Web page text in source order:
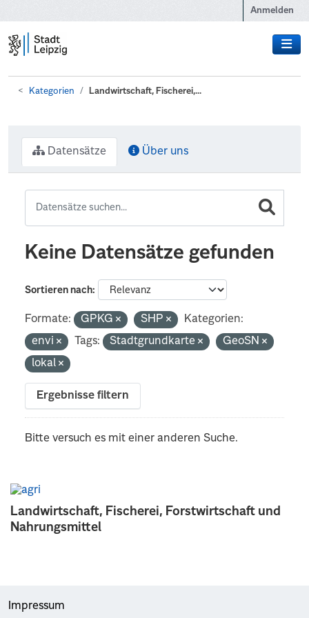
Anmelden
Kategorien Landwirtschaft, Fischerei,...
Landwirtschaft, Fischerei, Forstwirtschaft und
Nahrungsmittel
Datensätze Über uns
Keine Datensätze gefunden
Sortieren nach
Formate: GPKG SHP
Kategorien:
envi
Tags: Stadtgrundkarte
GeoSN
lokal
Ergebnisse filtern
Bitte versuch es mit einer anderen Suche.
Impressum